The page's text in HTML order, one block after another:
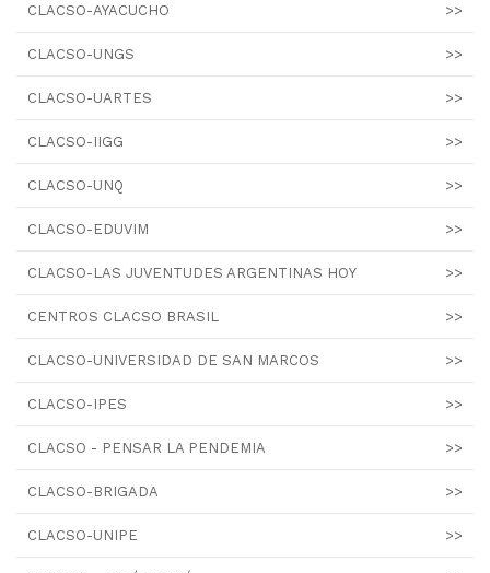
CLACSO-AYACUCHO >>
CLACSO-UNGS >>
CLACSO-UARTES >>
CLACSO-IIGG >>
CLACSO-UNQ >>
CLACSO-EDUVIM >>
CLACSO-LAS JUVENTUDES ARGENTINAS HOY >>
CENTROS CLACSO BRASIL >>
CLACSO-UNIVERSIDAD DE SAN MARCOS >>
CLACSO-IPES >>
CLACSO - PENSAR LA PENDEMIA >>
CLACSO-BRIGADA >>
CLACSO-UNIPE >>